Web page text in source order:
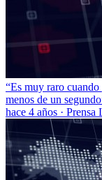
“Es muy raro cuando
menos de un
hace 4 años · Prensa